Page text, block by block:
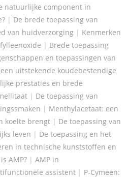
natuurlijke component in
| De brede toepassing van
van huidverzorging | Kenmerken
| Brede toepassing
en toepassingen van
een uitstekende koudebestendige
prestaties en brede
| De toepassing van
| Menthylacetaat: een
koelte brengt | De toepassing van
leven | De toepassing en het
in technische kunststoffen en
AMP? | AMP in
assistent | P-Cymeen: